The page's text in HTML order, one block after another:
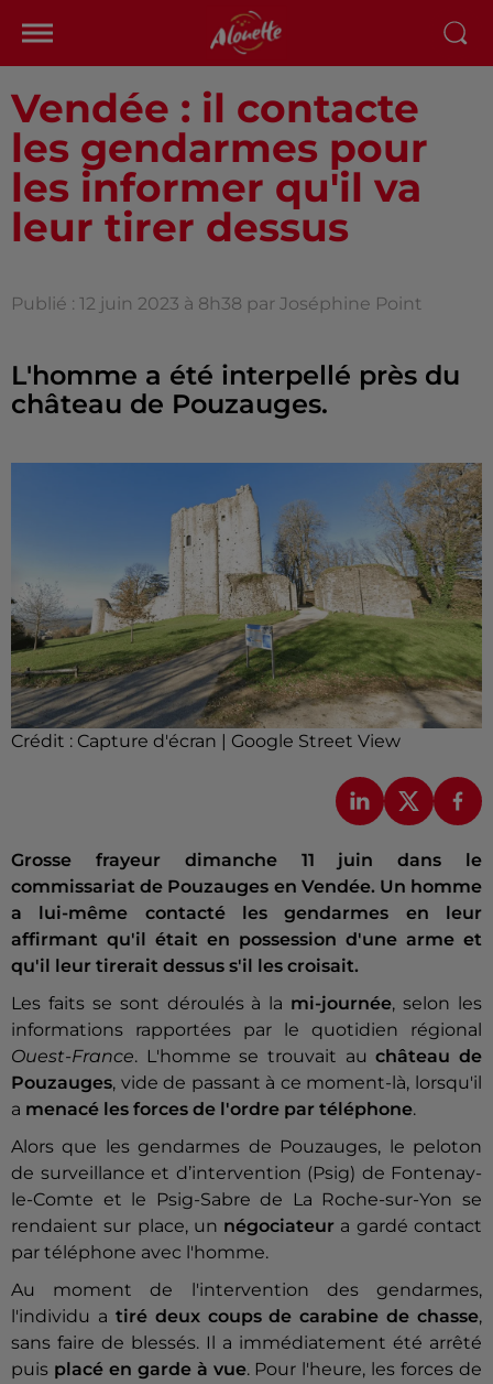
Vendée : il contacte
les gendarmes pour
les informer qu'il va
leur tirer dessus
Publié : 12 juin 2023 à 8h38 par Joséphine Point
L'homme a été interpellé près du
château de Pouzauges.
Crédit : Capture d'écran | Google Street View
Grosse frayeur dimanche 11 juin dans le
commissariat de Pouzauges en Vendée. Un homme
a lui-même contacté les gendarmes en leur
affirmant qu'il était en possession d'une arme et
qu'il leur tirerait dessus s'il les croisait.
Les faits se sont déroulés à la mi-journée, selon les
informations rapportées par le quotidien régional
Ouest-France. L'homme se trouvait auchâteau de
Pouzauges, vide de passant à ce moment-là, lorsqu'il
a menacé les forces de l'ordre par téléphone.
Alors que les gendarmes de Pouzauges, le peloton
de surveillance et d’intervention (Psig) de Fontenay-
le-Comte et le Psig-Sabre de La Roche-sur-Yon se
rendaient sur place, un négociateur a gardé contact
par téléphone avec l'homme.
Au moment de l'intervention des gendarmes,
l'individu a tiré deux coups de carabine de chasse,
sans faire de blessés. Il a immédiatement été arrêté
puis placé en garde à vue. Pour l'heure, les forces de